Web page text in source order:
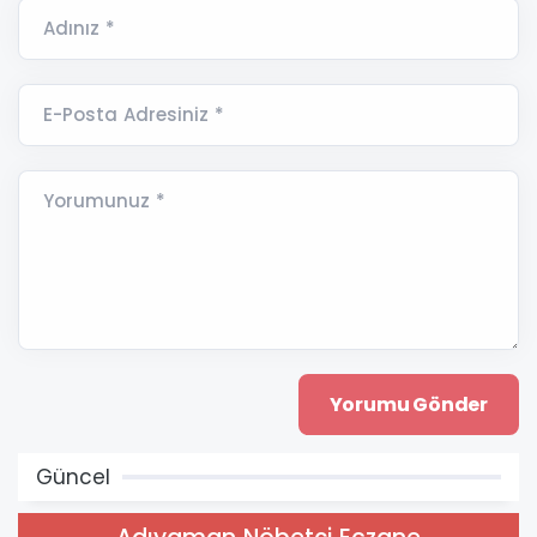
Adınız *
E-Posta Adresiniz *
Yorumunuz *
Güncel